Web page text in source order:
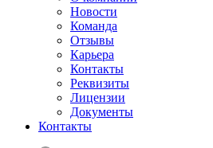
Новости
Команда
Отзывы
Карьера
Контакты
Реквизиты
Лицензии
Документы
Контакты